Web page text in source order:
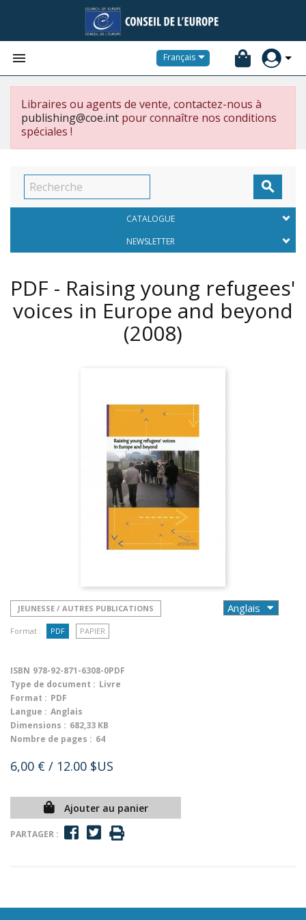
 Français
Libraires ou agents de vente, contactez-nous à
publishing@coe.int pour connaître nos conditions
spéciales !

CATALOGUE
NEWSLETTER
PDF - Raising young refugees'
voices in Europe and beyond
(2008)
JEUNESSE / AUTRES PUBLICATIONS
Format : PDF PAPIER
ISBN 978-92-871-6308-0PDF
Type de document : Livre
Format : PDF
Langue : Anglais
Dimensions : 682,33 KB
Nombre de pages : 64
6,00 € / 12.00 $US
Ajouter au panier
PARTAGER :